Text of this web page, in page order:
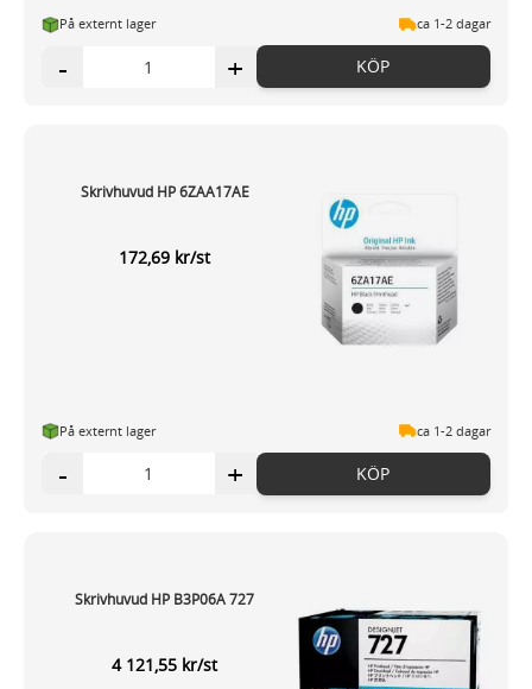
På externt lager ca 1-2 dagar
- + KÖP
Skrivhuvud HP 6ZAA17AE
172,69 kr/st
På externt lager ca 1-2 dagar
- + KÖP
Skrivhuvud HP B3P06A 727
4 121,55 kr/st